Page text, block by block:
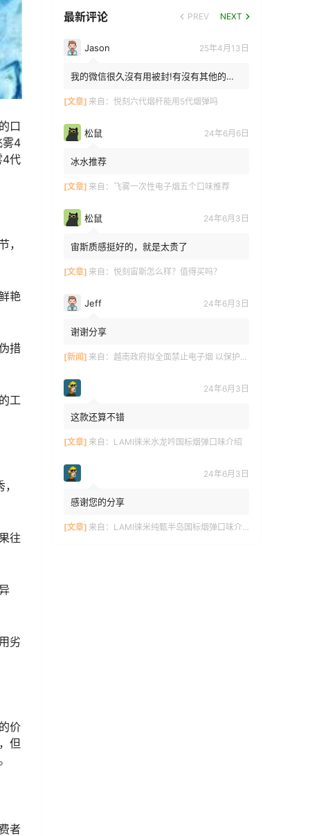
口
雾4
4代
，
艳
措
工
往
劣
价
但
者
最新评论 PREV NEXT
Jason 25年4月13日
我的微信很久沒有用被封!有沒有其他的方
[文章] 来自： 悦刻六代烟杆能用5代烟弹吗
松鼠 24年6月6日
冰水推荐
[文章] 来自： 飞雾一次性电子烟五个口味推荐
松鼠 24年6月3日
宙斯质感挺好的，就是太贵了
[文章] 来自： 悦刻宙斯怎么样？值得买吗？
Jeff 24年6月3日
谢谢分享
[新闻] 来自： 越南政府拟全面禁止电子烟 以保护青少年健康
24年6月3日
这款还算不错
[文章] 来自： LAMI徕米水龙吟国标烟弹口味介绍
24年6月3日
感谢您的分享
[文章] 来自： LAMI徕米纯甄半岛国标烟弹口味介绍